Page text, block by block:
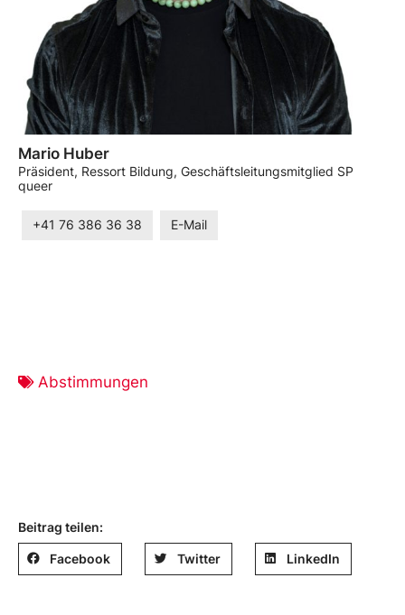
Mario Huber
Präsident, Ressort Bildung, Geschäftsleitungsmitglied SP
queer
+41 76 386 36 38 E-Mail
Abstimmungen
Beitrag teilen:
Facebook Twitter LinkedIn